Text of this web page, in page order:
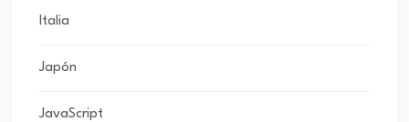
Italia
Japón
JavaScript